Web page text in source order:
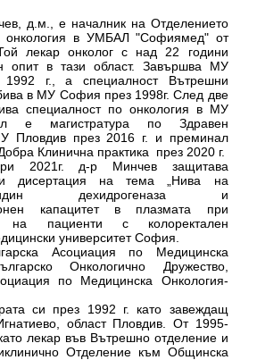
д.м., е началник на Отделението
онкология в УМБАЛ "Софиямед" от
лекар онколог с над 22 години
опит в тази област. Завършва МУ
1992 г., а специалност Вътрешни
в МУ София през 1998г. След две
специалност по онкология в МУ
е магистратура по Здравен
Пловдив през 2016 г. и преминал
Клинична практика през 2020 г.
2021г. д-р Минчев защитава
дисертация на тема „Нива на
дехидрогеназа и
капацитет в плазмата при
на пациенти с колоректален
университет София.
Асоциация по Медицинска
Онкологично Дружество,
по Медицинска Онкология-
си през 1992 г. като завеждащ
област Пловдив. От 1995-
лекар във Вътрешно отделение и
Отделение към Общинска